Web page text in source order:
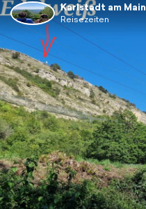
Karlstadt am Main
Reisezeiten